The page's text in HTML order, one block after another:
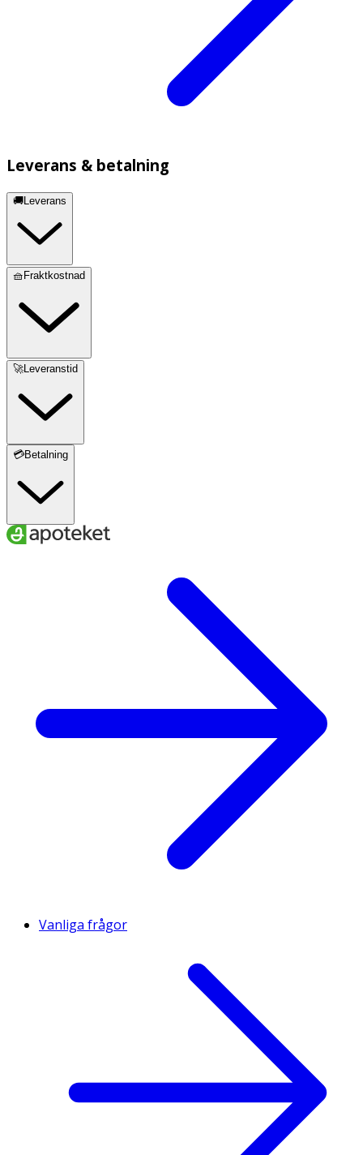
Leverans & betalning
🚚Leverans
🧺Fraktkostnad
🚀Leveranstid
💳Betalning
Vanliga frågor